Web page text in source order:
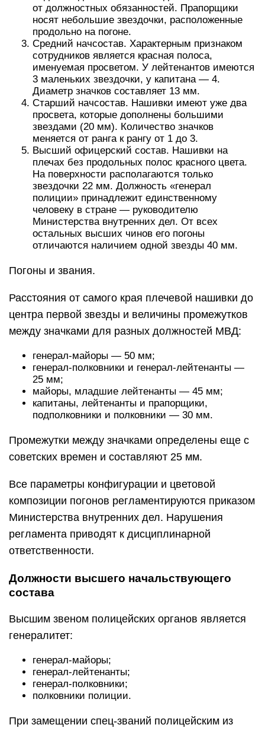
от должностных обязанностей. Прапорщики
носят небольшие звездочки, расположенные
продольно на погоне.
Средний начсостав. Характерным признаком
сотрудников является красная полоса,
именуемая просветом. У лейтенантов имеются
3 маленьких звездочки, у капитана — 4.
Диаметр значков составляет 13 мм.
Старший начсостав. Нашивки имеют уже два
просвета, которые дополнены большими
звездами (20 мм). Количество значков
меняется от ранга к рангу от 1 до 3.
Высший офицерский состав. Нашивки на
плечах без продольных полос красного цвета.
На поверхности располагаются только
звездочки 22 мм. Должность «генерал
полиции» принадлежит единственному
человеку в стране — руководителю
Министерства внутренних дел. От всех
остальных высших чинов его погоны
отличаются наличием одной звезды 40 мм.
Погоны и звания.
Расстояния от самого края плечевой нашивки до
центра первой звезды и величины промежутков
между значками для разных должностей МВД:
генерал-майоры — 50 мм;
генерал-полковники и генерал-лейтенанты —
25 мм;
майоры, младшие лейтенанты — 45 мм;
капитаны, лейтенанты и прапорщики,
подполковники и полковники — 30 мм.
Промежутки между значками определены еще с
советских времен и составляют 25 мм.
Все параметры конфигурации и цветовой
композиции погонов регламентируются приказом
Министерства внутренних дел. Нарушения
регламента приводят к дисциплинарной
ответственности.
Должности высшего начальствующего
состава
Высшим звеном полицейских органов является
генералитет:
генерал-майоры;
генерал-лейтенанты;
генерал-полковники;
полковники полиции.
При замещении спец-званий полицейским из